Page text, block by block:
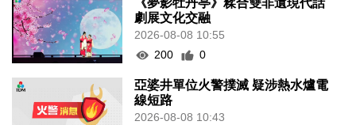
《夢影牡丹亭》糅合雙非遺現代話
劇展文化交融
2026-08-08 10:55
200
0
亞婆井單位火警撲滅 疑涉熱水爐電
線短路
2026-08-08 10:43